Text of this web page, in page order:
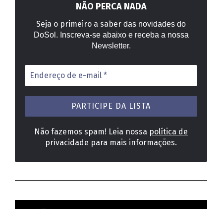
NÃO PERCA NADA
Seja o primeiro a saber das novidades do
DoSol. Inscreva-se abaixo e receba a nossa
Newsletter.
Endereço
de
e-
mail
Não fazemos spam! Leia nossa política de
privacidade para mais informações.